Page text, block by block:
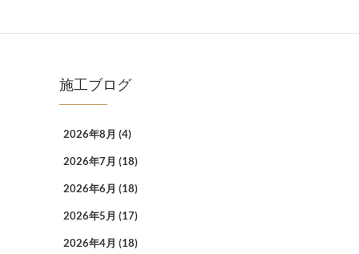
施工ブログ
2026年8月 (4)
2026年7月 (18)
2026年6月 (18)
2026年5月 (17)
2026年4月 (18)